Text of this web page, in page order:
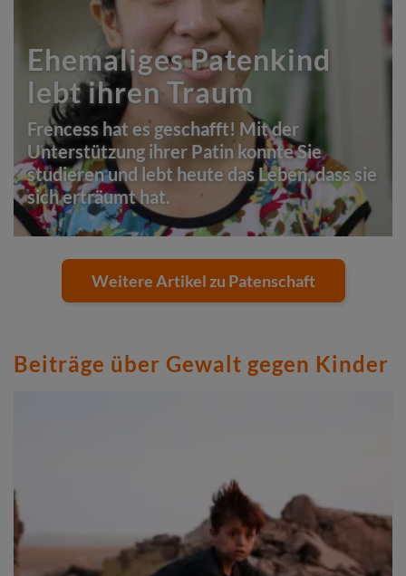
Ehemaliges Patenkind
lebt ihren Traum
Frencess hat es geschafft! Mit der
Unterstützung ihrer Patin konnte Sie
studieren und lebt heute das Leben, dass sie
sich erträumt hat.
Weitere Artikel zu Patenschaft
Beiträge über Gewalt gegen Kinder